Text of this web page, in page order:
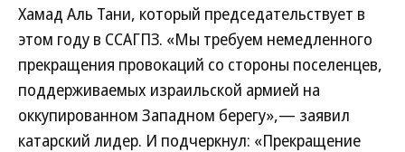
Хамад Аль Тани, который председательствует в
этом году в ССАГПЗ. «Мы требуем немедленного
прекращения провокаций со стороны поселенцев,
поддерживаемых израильской армией на
оккупированном Западном берегу»,— заявил
катарский лидер. И подчеркнул: «Прекращение